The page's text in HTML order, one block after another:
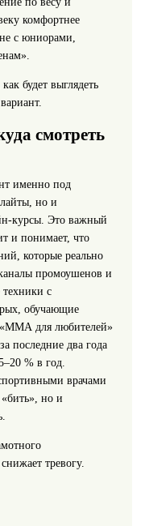
комфортнее
с юниорами,
будет выглядеть
смотреть
именно под
но и
Это важный
и понимает, что
которые реально
промоушенов и
с
обучающие
«ММА для любителей»
последние два года
% в год.
врачами
но и
тревогу.